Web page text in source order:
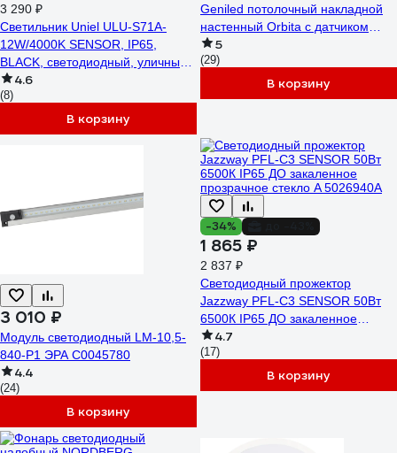
3 290 ₽
Светильник Uniel ULU-S71A-
12W/4000K SENSOR, IP65,
BLACK, светодиодный, уличный
UL-00006811
4.6
(8)
В корзину
Geniled потолочный накладной
настенный Orbita c датчиком
движения круглый белый
08970_smart
5
(29)
В корзину
3 010 ₽
Модуль светодиодный LM-10,5-
840-P1 ЭРА C0045780
4.4
(24)
В корзину
-34%
1 865 ₽
2 837 ₽
Светодиодный прожектор
Jazzway PFL-C3 SENSOR 50Вт
6500К IP65 ДО закаленное
прозрачное стекло A 5026940A
4.7
(17)
В корзину